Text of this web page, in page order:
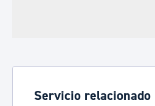
Servicio relacionado